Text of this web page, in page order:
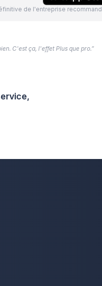
de l'entreprise
C'est ça, l'effet Plus que pro.”